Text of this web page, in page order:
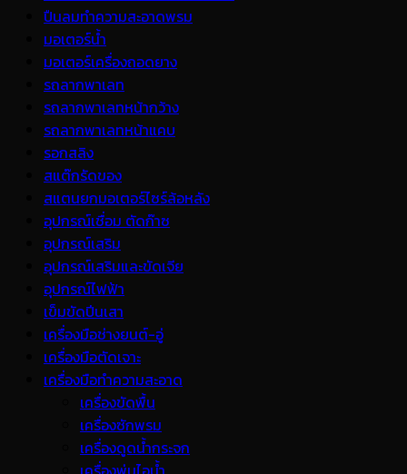
ปืนลมทำความสะอาดพรม
มอเตอร์น้ำ
มอเตอร์เครื่องถอดยาง
รถลากพาเลท
รถลากพาเลทหน้ากว้าง
รถลากพาเลทหน้าแคบ
รอกสลิง
สแต๊กรัดของ
สแตนยกมอเตอร์ไซร์ล้อหลัง
อุปกรณ์เชื่อม ตัดก๊าซ
อุปกรณ์เสริม
อุปกรณ์เสริมและขัดเจีย
อุปกรณ์ไฟฟ้า
เข็มขัดปีนเสา
เครื่องมือช่างยนต์-อู่
เครื่องมือตัดเจาะ
เครื่องมือทำความสะอาด
เครื่องขัดพื้น
เครื่องซักพรม
เครื่องดูดน้ำกระจก